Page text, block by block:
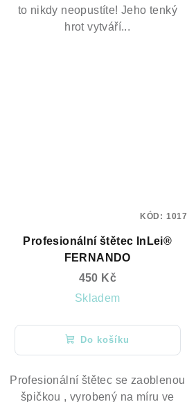
to nikdy neopustíte! Jeho tenký
hrot vytváří...
Profesionální štětec InLei®
FERNANDO
450 Kč
Skladem
Do košíku
Profesionální štětec se zaoblenou
špičkou , vyrobený na míru ve
KÓD: 1017